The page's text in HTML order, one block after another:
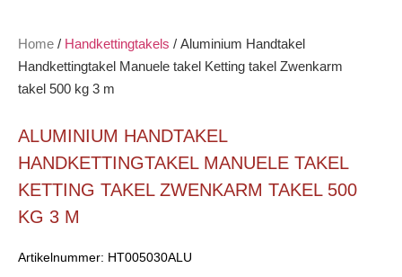
Home / Handkettingtakels / Aluminium Handtakel
Handkettingtakel Manuele takel Ketting takel Zwenkarm
takel 500 kg 3 m
ALUMINIUM HANDTAKEL
HANDKETTINGTAKEL MANUELE TAKEL
KETTING TAKEL ZWENKARM TAKEL 500
KG 3 M
Artikelnummer: HT005030ALU